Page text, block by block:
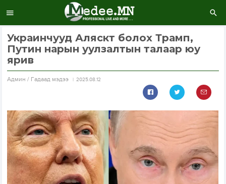
Украинчууд Аляскт болох Трамп,
Путин нарын уулзалтын талаар юу
ярив
Aдмин / Гадаад мэдээ 2025.08.12